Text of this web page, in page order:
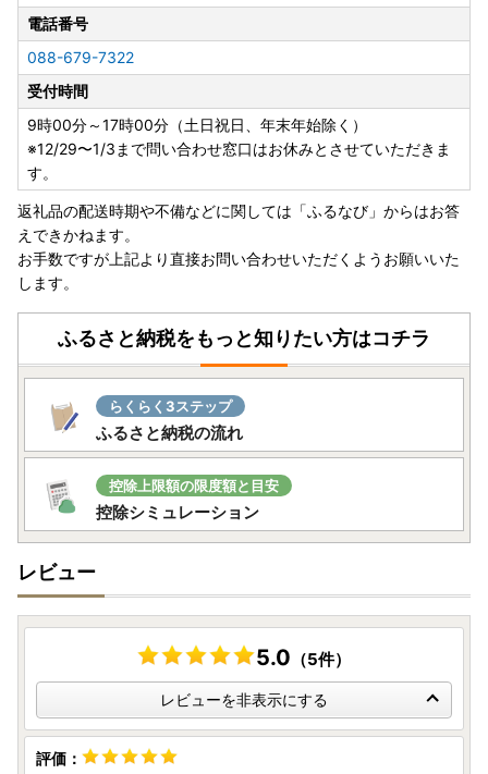
電話番号
088-679-7322
受付時間
9時00分～17時00分（土日祝日、年末年始除く）
※12/29〜1/3まで問い合わせ窓口はお休みとさせていただきま
す。
返礼品の配送時期や不備などに関しては「ふるなび」からはお答
えできかねます。
お手数ですが上記より直接お問い合わせいただくようお願いいた
します。
ふるさと納税をもっと知りたい方はコチラ
らくらく3ステップ
ふるさと納税の流れ
控除上限額の限度額と目安
控除シミュレーション
レビュー
5.0 （5件）
レビューを非表示にする